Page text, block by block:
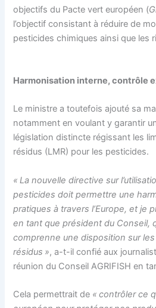
objectifs du Pacte vert européen (
l’objectif consistant à réduire de
pesticides chimiques ainsi que les
Harmonisation interne, contrôle
Le ministre a toutefois ajouté sa
notamment en voulant y garantir
législation distincte régissant les
résidus (LMR) pour les pesticides.
« La nouvelle directive sur
pesticides doit permettre une
pratiques à travers l’Europe, et je
en tant que président du Conseil,
comprenne une disposition sur
résidus », a-t-il confié aux
réunion du Conseil AGRIFISH en
Cela permettrait de « contrôler ce